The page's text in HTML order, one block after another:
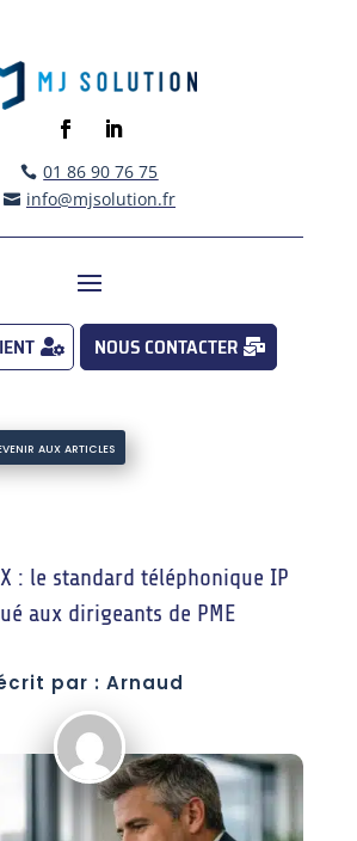
 01 86 90 76 75
 info@mjsolution.fr
NOUS CONTACTER
aux articles
: le standard téléphonique IP
aux dirigeants de PME
par : Arnaud